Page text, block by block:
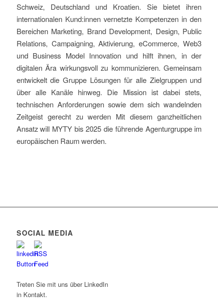
Schweiz, Deutschland und Kroatien. Sie bietet ihren
internationalen Kund:innen vernetzte Kompetenzen in den
Bereichen Marketing, Brand Development, Design, Public
Relations, Campaigning, Aktivierung, eCommerce, Web3
und Business Model Innovation und hilft ihnen, in der
digitalen Ära wirkungsvoll zu kommunizieren. Gemeinsam
entwickelt die Gruppe Lösungen für alle Zielgruppen und
über alle Kanäle hinweg. Die Mission ist dabei stets,
technischen Anforderungen sowie dem sich wandelnden
Zeitgeist gerecht zu werden Mit diesem ganzheitlichen
Ansatz will MYTY bis 2025 die führende Agenturgruppe im
europäischen Raum werden.
SOCIAL MEDIA
Treten Sie mit uns über LinkedIn
in Kontakt.